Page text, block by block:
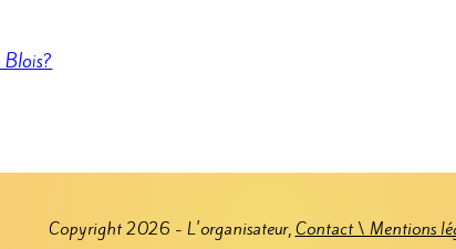
Copyright 2026 - L'organisateur,Contact \ Mentions